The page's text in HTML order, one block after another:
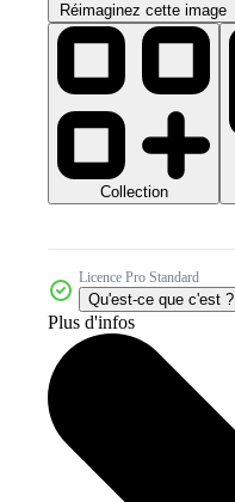
Réimaginez cette image
Collection
Licence Pro Standard
Qu'est-ce que c'est ?
Plus d'infos